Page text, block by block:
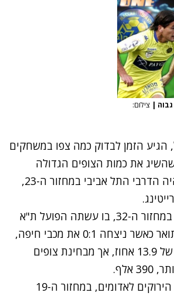
| צילום:
הגיע הזמן לבדוק כמה צפו במשחקים
שהשיג את כמות הצופים הגדולה
ביותר, 406 אלף, היה הדרבי התל אביבי במחזור ה-23,
גם 'משחק העונה' במחזור ה-32, בו עשתה הפועל ת"א
צעד גדול לעבר התואר כאשר ניצחה 0:1 את מכבי חיפה,
הביא שיעור צפייה של 13.9 אחוז, אך מבחינת צופים
אלף.
המפגש הקודם בין הירוקים לאדומים, במחזור ה-19